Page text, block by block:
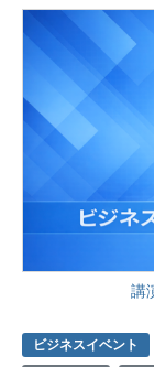
講
ビジネスイベント